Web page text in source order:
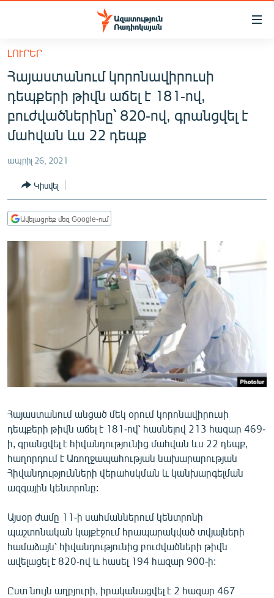
Մատչելիության
հիմնական
բովանդակությանը
Անցնել
հիմնական
մենյուին
Որոնում
ՀԱՅԱՍՏԱՆ
ՔԱՂԱՔԱԿԱՆ
ԸՆՏՐՈՒԹՅՈՒՆՆԵՐ 2026
ՏՆՏԵՍՈՒԹՅՈՒՆ
ՂԱՐԱԲԱՂ
ՊԱՏԵՐԱԶՄԻ 6 ՇԱԲԱԹՆԵՐԸ
ՏԱՐԱԾԱՇՐՋԱՆ
ՄԻՋԱԶԳԱՅԻՆ
ՄՇԱԿՈՒՅԹ
ՄԵԿՆԱԲԱՆՈՒԹՅՈՒՆ
ՏՏ ԵՒ ԻՆՏԵՐՆԵՏ
ԱՐԽԻՎ
ՏԵՍԱՆՅՈՒԹԵՐ
ԲԱՆԱՎԵՃ
ՁԳՏԵԼՈՎ ԼԱՎԱԳՈՒՅՆԻՆ
Հայերեն
English
ԼՈՒՐԵՐ
Հայաստանում կորոնավիրուսի
դեպքերի թիվն աճել է 181-ով,
բուժվածներինը՝ 820-ով, գրանցվել է
մահվան ևս 22 դեպք
ապրիլ 26, 2021
Կիսվել
Ավելացրեք մեզ Google-ում
Հայաստանում անցած մեկ օրում կորոնավիրուսի
դեպքերի թիվն աճել է 181-ով՝ հասնելով 213 հազար 469-
ի, գրանցվել է հիվանդությունից մահվան ևս 22 դեպք,
հաղորդում է Առողջապահության նախարարության
Հիվանդությունների վերահսկման և կանխարգելման
ազգային կենտրոնը:
Այսօր ժամը 11-ի սահմաններում կենտրոնի
պաշտոնական կայքէջում հրապարակված տվյալների
համաձայն՝ հիվանդությունից բուժվածների թիվն
ավելացել է 820-ով և հասել 194 հազար 900-ի:
Ըստ նույն աղբյուրի, իրականացվել է 2 հազար 467